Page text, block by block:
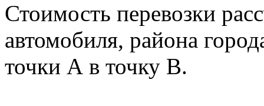
Стоимость перевозки
автомобиля, района
точки А в точку В.